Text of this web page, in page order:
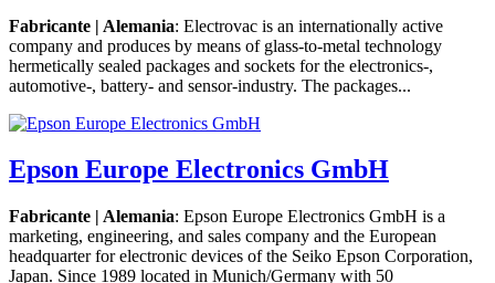
Fabricante | Alemania: Electrovac is an internationally active
company and produces by means of glass-to-metal technology
hermetically sealed packages and sockets for the electronics-,
automotive-, battery- and sensor-industry. The packages...
Epson Europe Electronics GmbH
Fabricante | Alemania: Epson Europe Electronics GmbH is a
marketing, engineering, and sales company and the European
headquarter for electronic devices of the Seiko Epson Corporation,
Japan. Since 1989 located in Munich/Germany with 50